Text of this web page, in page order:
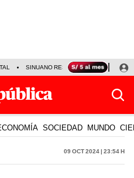
SINUANO RESULTADOS HOY
SOCIEDAD MUNDO
09 Oct 2024 | 23:54 h